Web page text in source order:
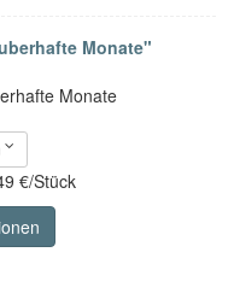
Monate"
Monate
€/Stück